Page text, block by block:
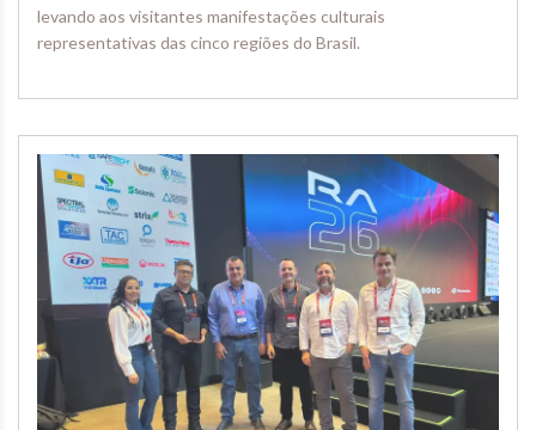
levando aos visitantes manifestações culturais
representativas das cinco regiões do Brasil.